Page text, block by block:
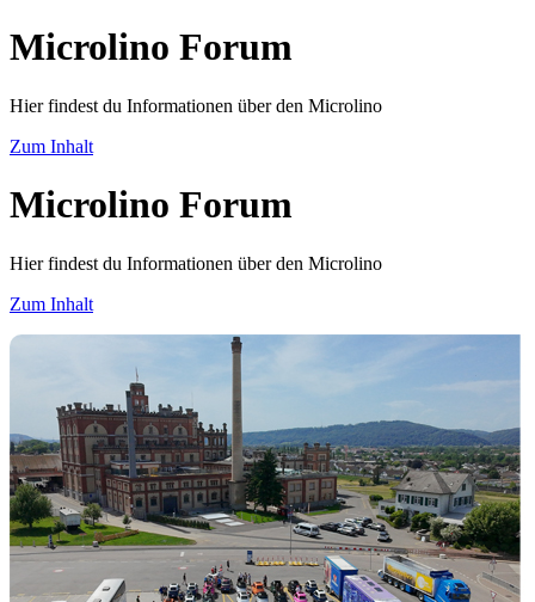
Microlino Forum
Hier findest du Informationen über den Microlino
Zum Inhalt
Microlino Forum
Hier findest du Informationen über den Microlino
Zum Inhalt